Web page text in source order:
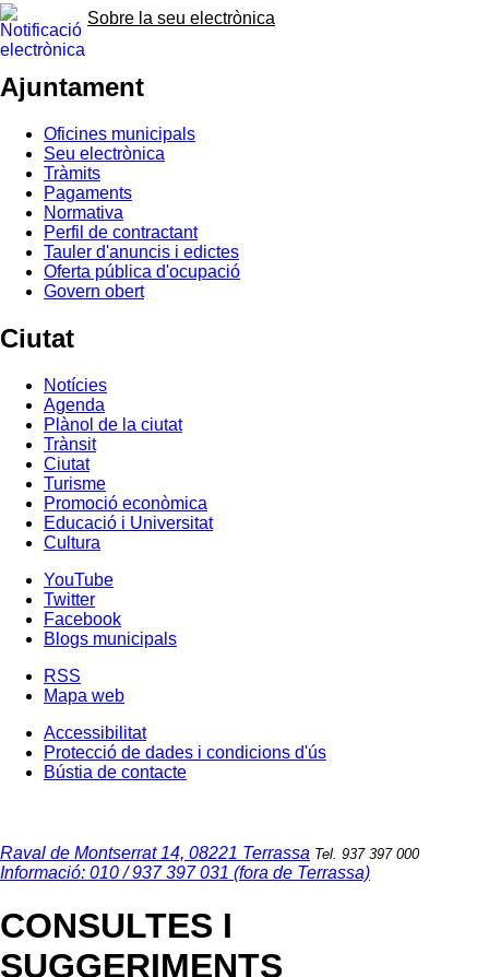
Sobre la seu electrònica
Ajuntament
Oficines municipals
Seu electrònica
Tràmits
Pagaments
Normativa
Perfil de contractant
Tauler d'anuncis i edictes
Oferta pública d'ocupació
Govern obert
Ciutat
Notícies
Agenda
Plànol de la ciutat
Trànsit
Ciutat
Turisme
Promoció econòmica
Educació i Universitat
Cultura
YouTube
Twitter
Facebook
Blogs municipals
RSS
Mapa web
Accessibilitat
Protecció de dades i condicions d'ús
Bústia de contacte
Raval de Montserrat 14, 08221 Terrassa Tel. 937 397 000
Informació: 010 / 937 397 031 (fora de Terrassa)
CONSULTES I
SUGGERIMENTS